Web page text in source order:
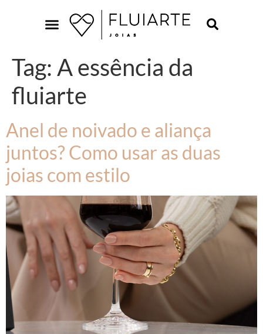
Tag: A essência da
fluiarte
Anel de noivado e aliança
juntos? Como usar as duas
joias com estilo